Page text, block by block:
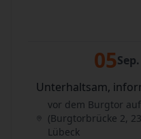
05
Unterhaltsam,
vor dem Burgtor
(Burgtorbrücke 2,
Lübeck